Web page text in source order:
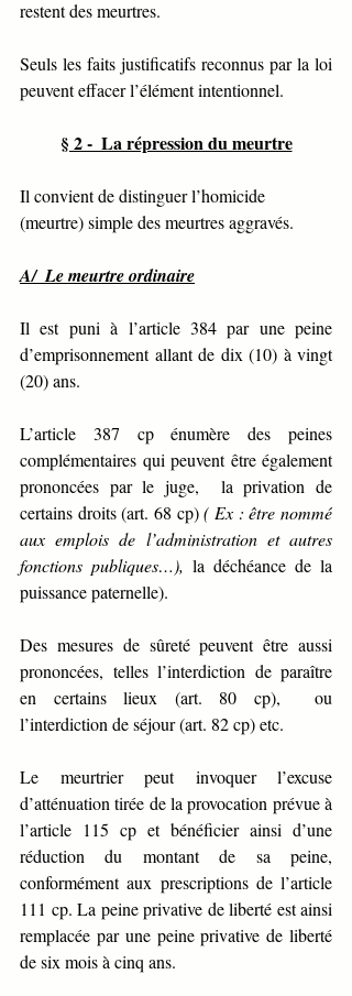
restent des meurtres.
Seuls les faits justificatifs reconnus par la loi
peuvent effacer l’élément intentionnel.
§ 2 -  La répression du meurtre
Il convient de distinguer l’homicide
(meurtre) simple des meurtres aggravés.
A/  Le meurtre ordinaire
Il est puni à l’article 384 par une peine
d’emprisonnement allant de dix (10) à vingt
(20) ans.
L’article 387 cp énumère des peines
complémentaires qui peuvent être également
prononcées par le juge,  la privation de
certains droits (art. 68 cp) ( Ex : être nommé
aux emplois de l’administration et autres
fonctions publiques…), la déchéance de la
puissance paternelle).
Des mesures de sûreté peuvent être aussi
prononcées, telles l’interdiction de paraître
en certains lieux (art. 80 cp),  ou
l’interdiction de séjour (art. 82 cp) etc.
Le meurtrier peut invoquer l’excuse
d’atténuation tirée de la provocation prévue à
l’article 115 cp et bénéficier ainsi d’une
réduction du montant de sa peine,
conformément aux prescriptions de l’article
111 cp. La peine privative de liberté est ainsi
remplacée par une peine privative de liberté
de six mois à cinq ans.